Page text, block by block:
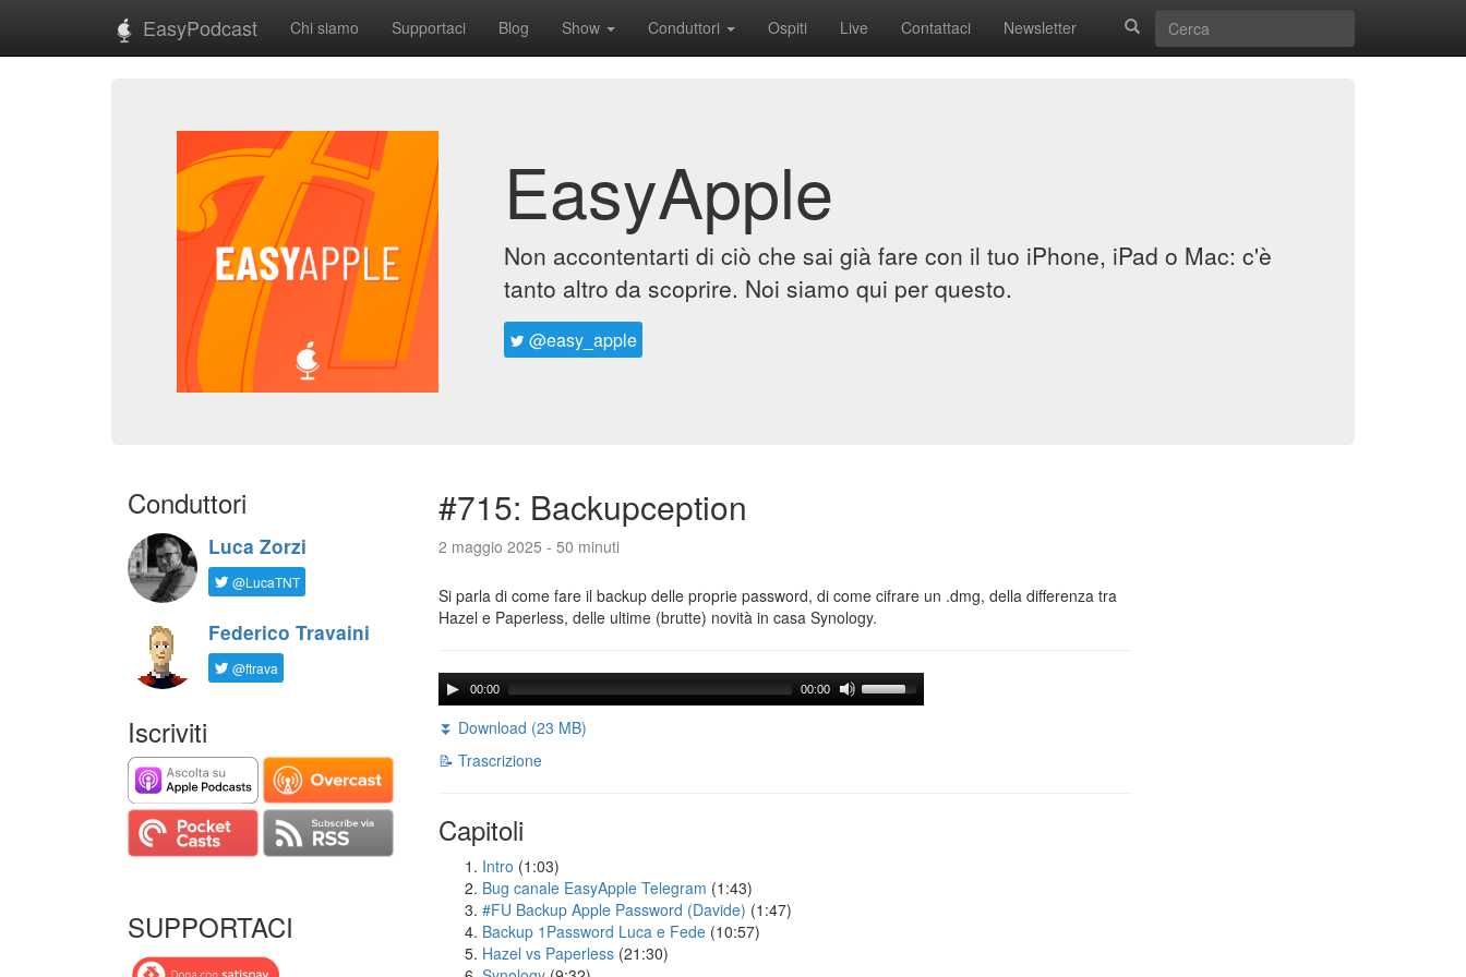
EasyPodcast Chi siamo Supportaci Blog Show Conduttori Ospiti Live Contattaci Newsletter
EasyApple
Non accontentarti di ciò che sai già fare con il tuo iPhone, iPad o Mac: c'è
tanto altro da scoprire. Noi siamo qui per questo.
@easy_apple
Conduttori
Luca Zorzi
@LucaTNT
Federico Travaini
@ftrava
Iscriviti
SUPPORTACI
#715: Backupception
2 maggio 2025 - 50 minuti
Si parla di come fare il backup delle proprie password, di come cifrare un .dmg, della differenza tra
Hazel e Paperless, delle ultime (brutte) novità in casa Synology.
00:00 00:00
⏬ Download (23 MB)
📝 Trascrizione
Capitoli
Intro (1:03)
Bug canale EasyApple Telegram (1:43)
#FU Backup Apple Password (Davide) (1:47)
Backup 1Password Luca e Fede (10:57)
Hazel vs Paperless (21:30)